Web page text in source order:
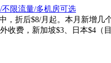
，折后$8/月起。本月新增
收费，新加坡$3、日本$4